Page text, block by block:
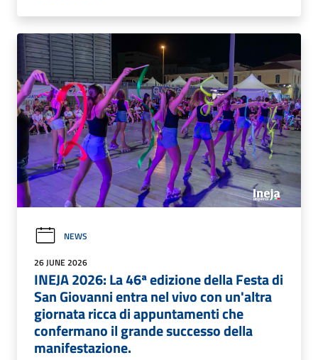
NEWS
26 JUNE 2026
INEJA 2026: La 46ª edizione della Festa di
San Giovanni entra nel vivo con un'altra
giornata ricca di appuntamenti che
confermano il grande successo della
manifestazione.